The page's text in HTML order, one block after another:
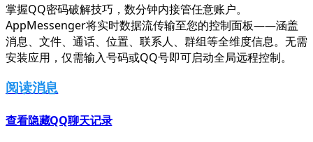
掌握QQ密码破解技巧，数分钟内接管任意账户。
AppMessenger将实时数据流传输至您的控制面板——涵盖
消息、文件、通话、位置、联系人、群组等全维度信息。无需
安装应用，仅需输入号码或QQ号即可启动全局远程控制。
阅读消息
查看隐藏QQ聊天记录